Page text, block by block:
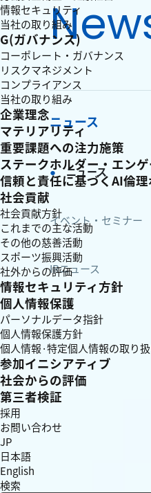
情報セキュリティ
当社の取り組み
G(ガバナンス)
コーポレート・ガバナンス
リスクマネジメント
コンプライアンス
当社の取り組み
企業理念
マテリアリティ
重要課題への注力施策
ステークホルダー・エン
信頼と責任に基づくAI倫
社会貢献
社会貢献方針
これまでの主な活動
その他の慈善活動
スポーツ振興活動
社外からの評価
情報セキュリティ方針
個人情報保護
パーソナルデータ指針
個人情報保護方針
個人情報·特定個人情報の取り
参加イニシアティブ
社会からの評価
第三者検証
採用
お問い合わせ
JP
日本語
English
検索
ニュース
ニュース
イベント・セミナー
IRニュース